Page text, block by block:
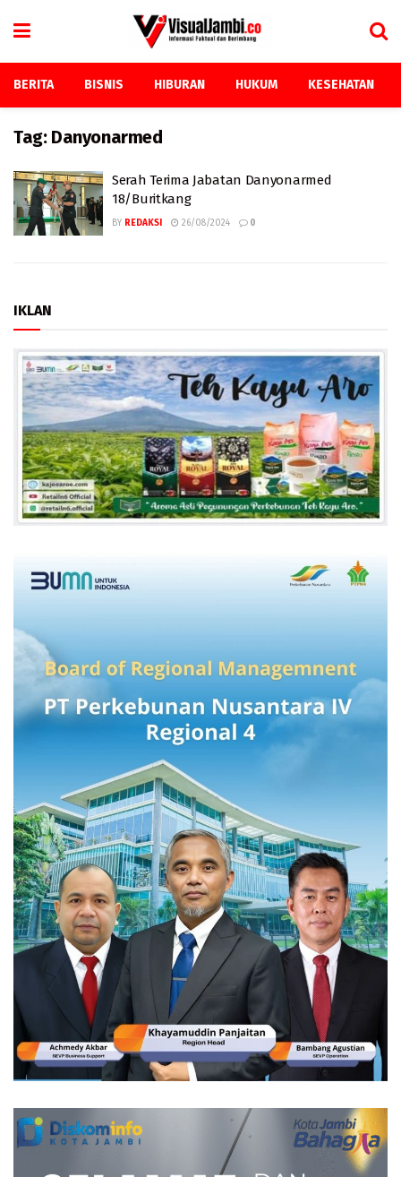
BERITA BISNIS HIBURAN HUKUM KESEHATAN
Tag: Danyonarmed
Serah Terima Jabatan Danyonarmed
18/Buritkang
BY REDAKSI 26/08/2024 0
IKLAN